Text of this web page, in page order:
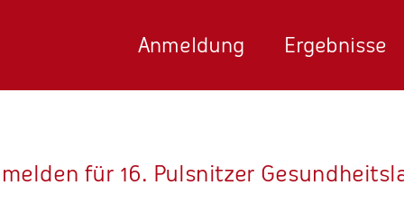
Anmeldung Ergebnisse
für 16. Pulsnitzer